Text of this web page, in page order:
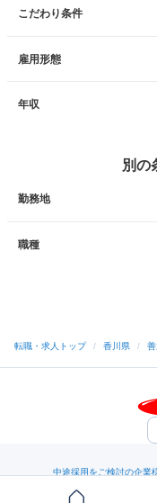
こだわり条件
雇用形態
年収
別の
勤務地
職種
転職・求人トップ / 香川県 /
中途採用をご検討の企業